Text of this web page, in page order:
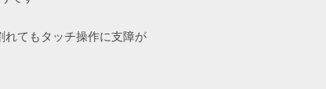
れてもタッチ操作に支障が